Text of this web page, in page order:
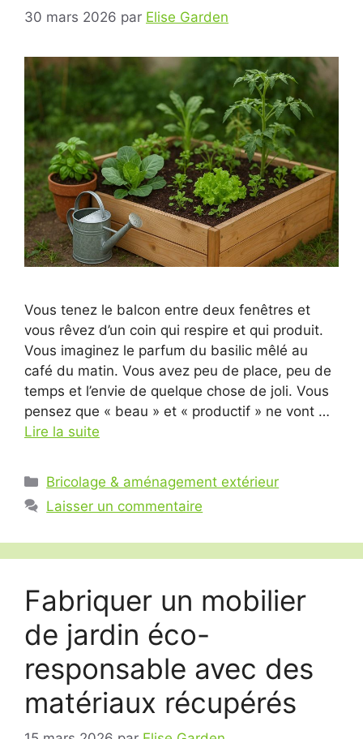
30 mars 2026 par Elise Garden
Vous tenez le balcon entre deux fenêtres et
vous rêvez d’un coin qui respire et qui produit.
Vous imaginez le parfum du basilic mêlé au
café du matin. Vous avez peu de place, peu de
temps et l’envie de quelque chose de joli. Vous
pensez que « beau » et « productif » ne vont …
Lire la suite
Catégories
Bricolage & aménagement extérieur
Laisser un commentaire
Fabriquer un mobilier
de jardin éco-
responsable avec des
matériaux récupérés